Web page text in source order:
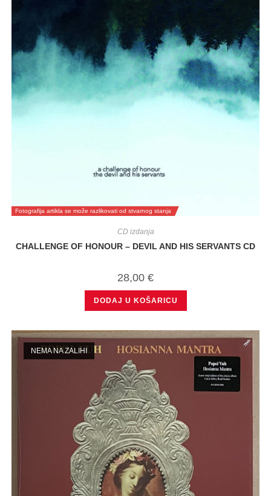
Fotografija artikla se može razlikovati od stvarnog stanja
CD izdanja
CHALLENGE OF HONOUR – DEVIL AND HIS SERVANTS CD
28,00 €
DODAJ U KOŠARICU
NEMA NA ZALIHI